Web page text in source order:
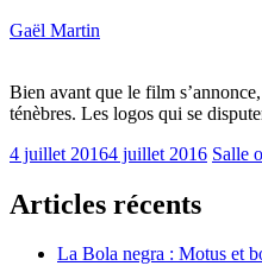
Gaël Martin
Bien avant que le film
ténèbres. Les logos qui se
4 juillet 20164 juillet 2016 Salle
Articles récents
La Bola negra : Motus et